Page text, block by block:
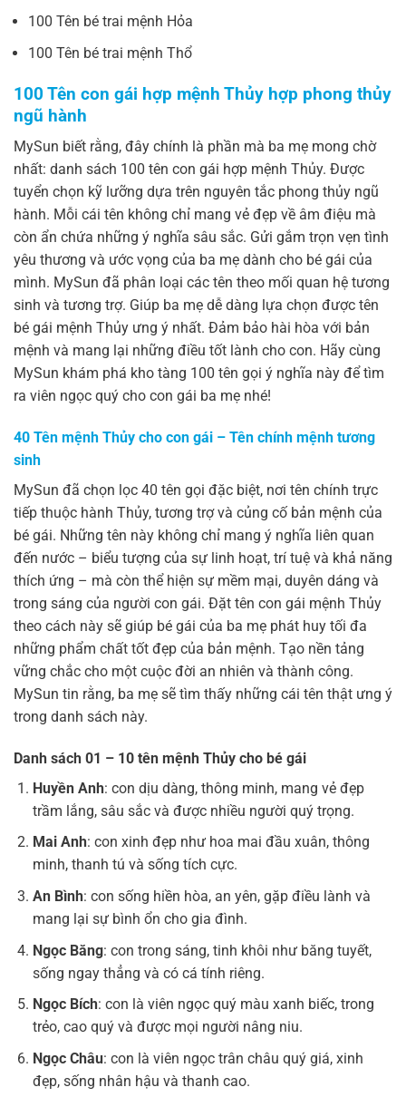
100 Tên bé trai mệnh Hỏa
100 Tên bé trai mệnh Thổ
100 Tên con gái hợp mệnh Thủy hợp phong thủy
ngũ hành
MySun biết rằng, đây chính là phần mà ba mẹ mong chờ
nhất: danh sách 100 tên con gái hợp mệnh Thủy. Được
tuyển chọn kỹ lưỡng dựa trên nguyên tắc phong thủy ngũ
hành. Mỗi cái tên không chỉ mang vẻ đẹp về âm điệu mà
còn ẩn chứa những ý nghĩa sâu sắc. Gửi gắm trọn vẹn tình
yêu thương và ước vọng của ba mẹ dành cho bé gái của
mình. MySun đã phân loại các tên theo mối quan hệ tương
sinh và tương trợ. Giúp ba mẹ dễ dàng lựa chọn được tên
bé gái mệnh Thủy ưng ý nhất. Đảm bảo hài hòa với bản
mệnh và mang lại những điều tốt lành cho con. Hãy cùng
MySun khám phá kho tàng 100 tên gọi ý nghĩa này để tìm
ra viên ngọc quý cho con gái ba mẹ nhé!
40 Tên mệnh Thủy cho con gái – Tên chính mệnh tương
sinh
MySun đã chọn lọc 40 tên gọi đặc biệt, nơi tên chính trực
tiếp thuộc hành Thủy, tương trợ và củng cố bản mệnh của
bé gái. Những tên này không chỉ mang ý nghĩa liên quan
đến nước – biểu tượng của sự linh hoạt, trí tuệ và khả năng
thích ứng – mà còn thể hiện sự mềm mại, duyên dáng và
trong sáng của người con gái. Đặt tên con gái mệnh Thủy
theo cách này sẽ giúp bé gái của ba mẹ phát huy tối đa
những phẩm chất tốt đẹp của bản mệnh. Tạo nền tảng
vững chắc cho một cuộc đời an nhiên và thành công.
MySun tin rằng, ba mẹ sẽ tìm thấy những cái tên thật ưng ý
trong danh sách này.
Danh sách 01 – 10 tên mệnh Thủy cho bé gái
Huyền Anh: con dịu dàng, thông minh, mang vẻ đẹp
trầm lắng, sâu sắc và được nhiều người quý trọng.
Mai Anh: con xinh đẹp như hoa mai đầu xuân, thông
minh, thanh tú và sống tích cực.
An Bình: con sống hiền hòa, an yên, gặp điều lành và
mang lại sự bình ổn cho gia đình.
Ngọc Băng: con trong sáng, tinh khôi như băng tuyết,
sống ngay thẳng và có cá tính riêng.
Ngọc Bích: con là viên ngọc quý màu xanh biếc, trong
trẻo, cao quý và được mọi người nâng niu.
Ngọc Châu: con là viên ngọc trân châu quý giá, xinh
đẹp, sống nhân hậu và thanh cao.